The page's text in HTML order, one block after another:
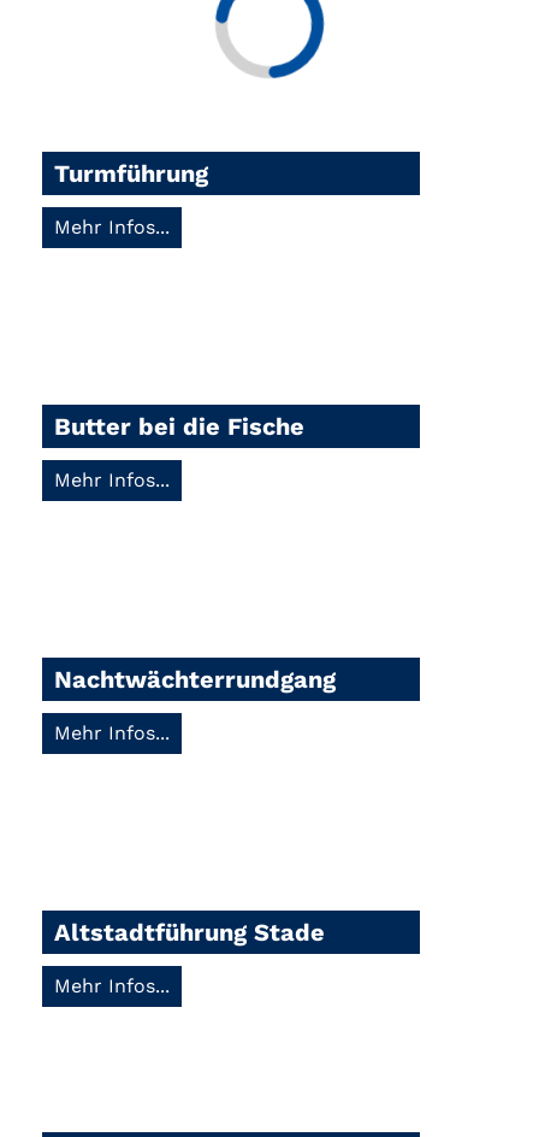
Turmführung
Mehr Infos...
Butter bei die Fische
Mehr Infos...
Nachtwächterrundgang
Mehr Infos...
Altstadtführung Stade
Mehr Infos...